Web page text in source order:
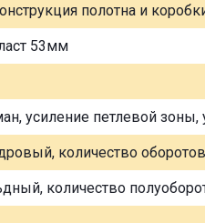
полотна и
53мм
усиление петлевой зоны,
количество
количество